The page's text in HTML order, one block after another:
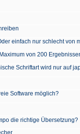
einfach nur schlecht von
von 200
Schriftart wird nur auf
Software möglich?
die richtige Übersetzung?